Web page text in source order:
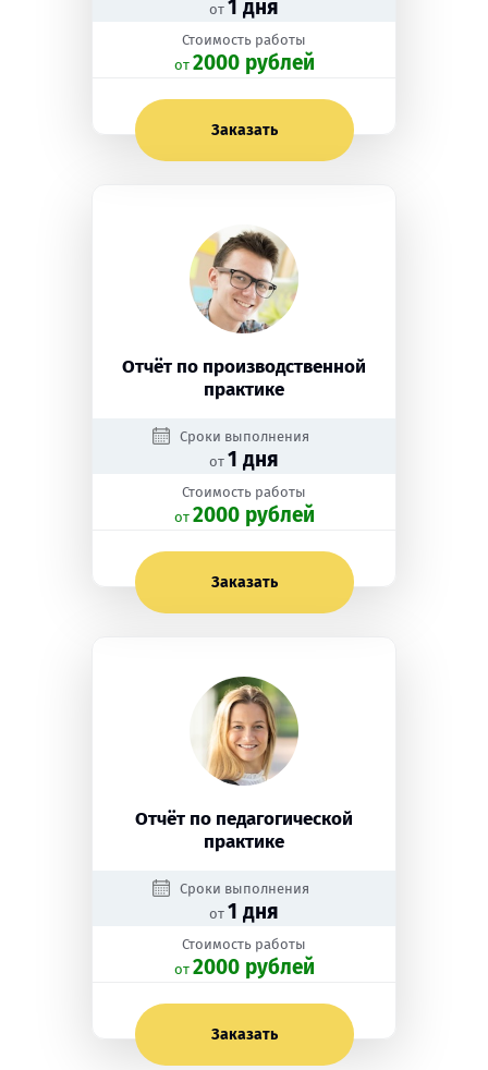
от 1 дня
Стоимость работы
oт 2000 рублей
Заказать
Отчёт по производственной
практике
Сроки выполнения
от 1 дня
Стоимость работы
oт 2000 рублей
Заказать
Отчёт по педагогической
практике
Сроки выполнения
от 1 дня
Стоимость работы
oт 2000 рублей
Заказать